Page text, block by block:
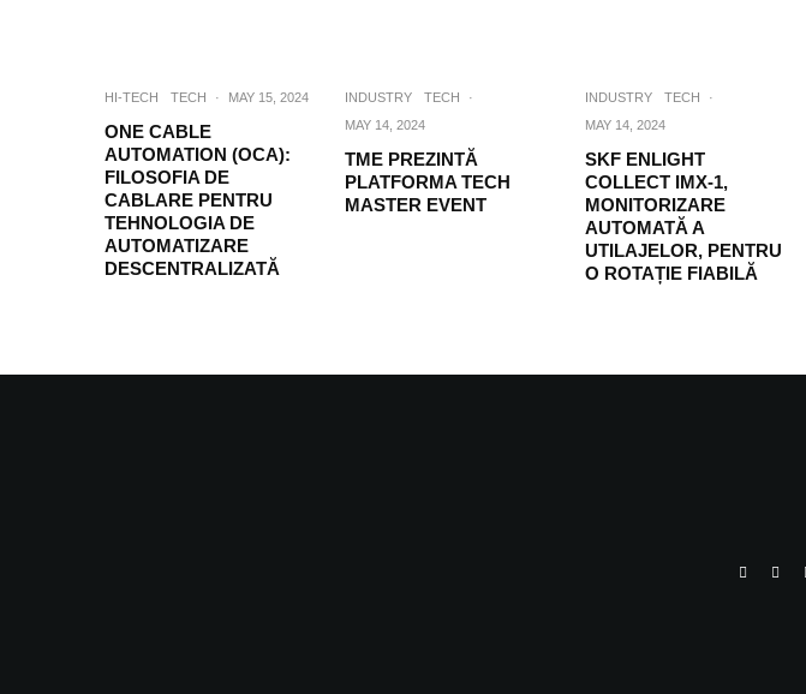
HI-TECH TECH · MAY 15, 2024
ONE CABLE
AUTOMATION (OCA):
FILOSOFIA DE
CABLARE PENTRU
TEHNOLOGIA DE
AUTOMATIZARE
DESCENTRALIZATĂ
INDUSTRY TECH
·
MAY 14, 2024
TME PREZINTĂ
PLATFORMA TECH
MASTER EVENT
INDUSTRY TECH
·
MAY 14, 2024
SKF ENLIGHT
COLLECT IMX-1,
MONITORIZARE
AUTOMATĂ A
UTILAJELOR, PENTRU
O ROTAȚIE FIABILĂ